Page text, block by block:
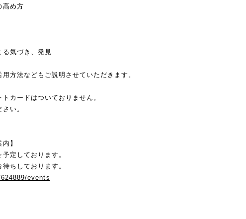
高め方
る気づき、発見
方法などもご説明させていただきます。
カードはついておりません。
い。
】
定しております。
ちしております。
events